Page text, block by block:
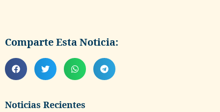
Noticias Recientes
Comparte Esta Noticia: